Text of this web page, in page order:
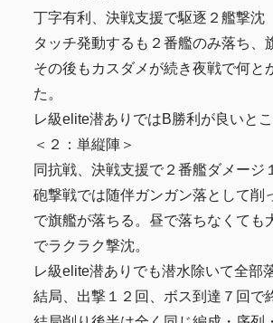
丁字有利、決戦支援で駆逐２艦撃沈
タッチ発動するも２番艦のみ落ち、
その後もカスダメが続き夜戦で何と
た。
レ級elite潜ありではB勝利が良いとこ
＜２：単縦陣＞
同抗戦、決戦支援で２番艦ダメージ
砲撃戦では随伴ガンガン落として削
で旗艦が落ちる。昼で落ちなくても
でラクラク撃沈。
レ級elite潜ありでも潜水除いて全部
結局、出撃１２回、ボス到達７回で